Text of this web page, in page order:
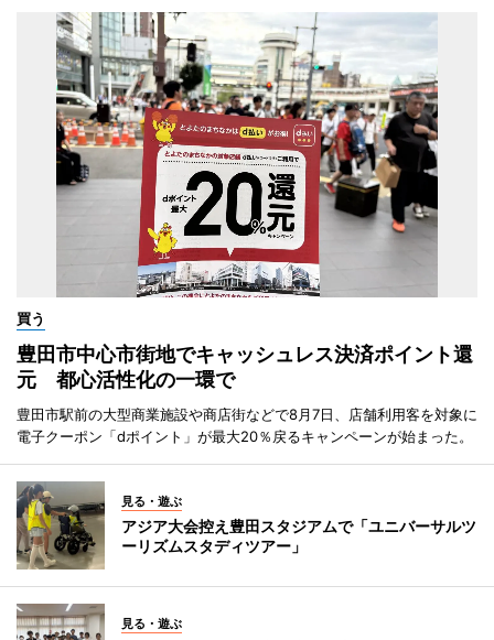
買う
豊田市中心市街地でキャッシュレス決済ポイント還
元 都心活性化の一環で
豊田市駅前の大型商業施設や商店街などで8月7日、店舗利用客を対象に
電子クーポン「dポイント」が最大20％戻るキャンペーンが始まった。
見る・遊ぶ
アジア大会控え豊田スタジアムで「ユニバーサルツ
ーリズムスタディツアー」
見る・遊ぶ